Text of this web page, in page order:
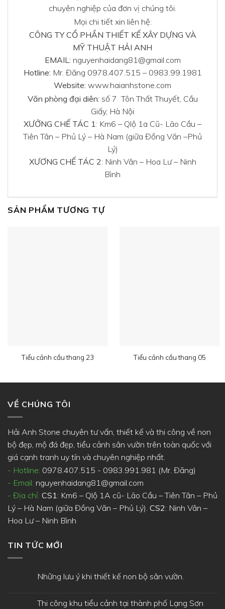
chuyên nghiệp của đơn vị chúng tôi.
Mọi chi tiết xin liên hệ:
CÔNG TY CỔ PHẦN THIẾT KẾ XÂY DỰNG VÀ
MỸ THUẬT HẢI ANH
EMAIL: nguyenhaidang81@gmail.com
Hotline: Mr. Đăng 0978.407.515 – 0983.99.1981
Website: www.haianhstone.com
Văn phòng đại diên: số 7 Tôn Thất Thuyết, Cầu
Giấy, Hà Nội
XƯỞNG CHẾ TÁC 1 : Km6 – Qlộ 1a Cũ- Lão Cầu –
Tiên Tân – Phủ Lý – Hà Nam (giữa Đồng Văn –Phủ
Lý)
XƯƠNG CHẾ TÁC 2: Ninh Vân – Hoa Lư – Ninh
Bình
SẢN PHẨM TƯƠNG TỰ
Tiểu cảnh cầu thang 23 Tiểu cảnh cầu thang 05
VỀ CHÚNG TÔI
Hải Anh Stone chuyên tư vấn, thiết kế và thi công về non
bộ đẹp, mộ đá đẹp, tiểu cảnh sân vườn trên toàn quốc với
giá cạnh tranh uy tín và chuyên nghiệp nhất.
- Hotline: 0978.407.515 - 0983.991.981 (Mr. Đăng)
- Email: nguyenhaidang81@gmail.com
- Địa chỉ: CS1: Km6 – Qlộ 1A cũ- Lão Cầu – Tiên Tân – Phủ
Lý – Hà Nam (giữa Đồng Văn – Phủ Lý). CS2: Ninh Vân –
Hoa Lư – Ninh Bình
TIN TỨC MỚI
Những lưu ý khi thiết kế non bộ sân vườn.
Thi công khu tiểu cảnh tại thành phố Lạng Sơn